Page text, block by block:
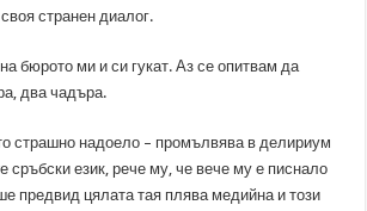
странен диалог.
бюрото ми и си гукат. Аз се опитвам да
два чадъра.
страшно надоело – промълвява в делириум
сръбски език, рече му, че вече му е писнало
предвид цялата тая плява медийна и този